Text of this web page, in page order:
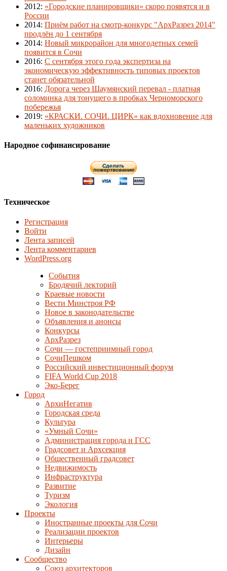
2012: «Городские планировщики» скоро появятся и в
России
2014: Приём работ на смотр-конкурс "АрхРазрез 2014"
продлён до 1 сентября
2014: Новый микрорайон для многодетных семей
появится в Сочи
2016: С сентября этого года экспертиза на
экономическую эффективность типовых проектов
станет обязательной
2016: Дорога через Шаумянский перевал - платная
соломинка для тонущего в пробках Черноморского
побережья
2019: «КРАСКИ. СОЧИ. ЦИРК» как вдохновение для
маленьких художников
Народное софинансирование
Техническое
Регистрация
Войти
Лента записей
Лента комментариев
WordPress.org
События
Бродячий лекторий
Краевые новости
Вести Минстроя РФ
Новое в законодательстве
Объявления и анонсы
Конкурсы
АрхРазрез
Сочи — гостеприимный город
СочиПешком
Российский инвестиционный форум
FIFA World Cup 2018
Эко-Берег
Город
АрхиНегатив
Городская среда
Культура
«Умный Сочи»
Администрация города и ГСС
Градсовет и Архсекция
Общественный градсовет
Недвижимость
Инфраструктура
Развитие
Туризм
Экология
Проекты
Иностранные проекты для Сочи
Реализации проектов
Интерьеры
Дизайн
Сообщество
Союз архитекторов